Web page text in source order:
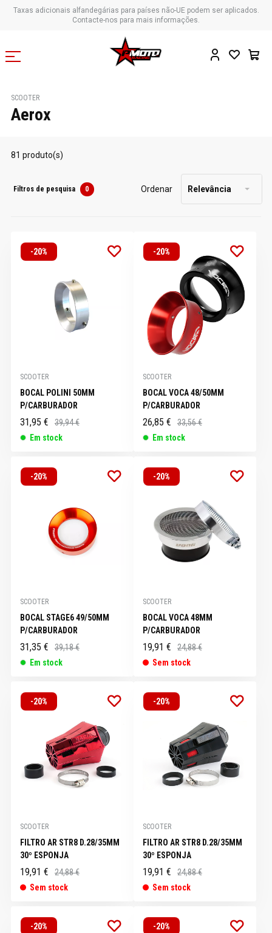
Taxas adicionais alfandegárias para países não-UE podem ser aplicados.
Contacte-nos para mais informações.
SCOOTER
Aerox
81 produto(s)
Filtros de pesquisa 0 Ordenar Relevância
-20%
SCOOTER
BOCAL POLINI 50MM
P/CARBURADOR
31,95 €
39,94 €
Em stock
-20%
SCOOTER
BOCAL VOCA 48/50MM
P/CARBURADOR
26,85 €
33,56 €
Em stock
-20%
SCOOTER
BOCAL STAGE6 49/50MM
P/CARBURADOR
31,35 €
39,18 €
Em stock
-20%
SCOOTER
BOCAL VOCA 48MM
P/CARBURADOR
19,91 €
24,88 €
Sem stock
-20%
SCOOTER
FILTRO AR STR8 D.28/35MM
30º ESPONJA
19,91 €
24,88 €
Sem stock
-20%
SCOOTER
FILTRO AR STR8 D.28/35MM
30º ESPONJA
19,91 €
24,88 €
Sem stock
-20% -20%